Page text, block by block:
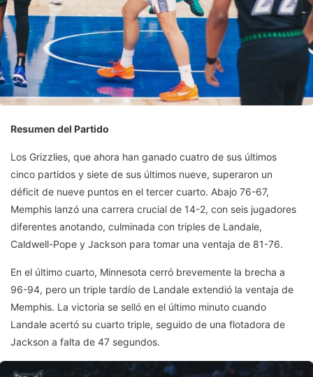
Resumen del Partido
Los Grizzlies, que ahora han ganado cuatro de sus últimos
cinco partidos y siete de sus últimos nueve, superaron un
déficit de nueve puntos en el tercer cuarto. Abajo 76-67,
Memphis lanzó una carrera crucial de 14-2, con seis jugadores
diferentes anotando, culminada con triples de Landale,
Caldwell-Pope y Jackson para tomar una ventaja de 81-76.
En el último cuarto, Minnesota cerró brevemente la brecha a
96-94, pero un triple tardío de Landale extendió la ventaja de
Memphis. La victoria se selló en el último minuto cuando
Landale acertó su cuarto triple, seguido de una flotadora de
Jackson a falta de 47 segundos.